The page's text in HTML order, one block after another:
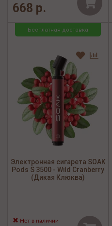
668 р.
Бесплатная доставка
Электронная сигарета SOAK
Pods S 3500 - Wild Cranberry
(Дикая Клюква)
Нет в наличии